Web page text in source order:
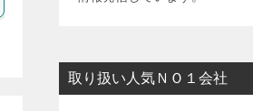
取り扱い人気ＮＯ１会社